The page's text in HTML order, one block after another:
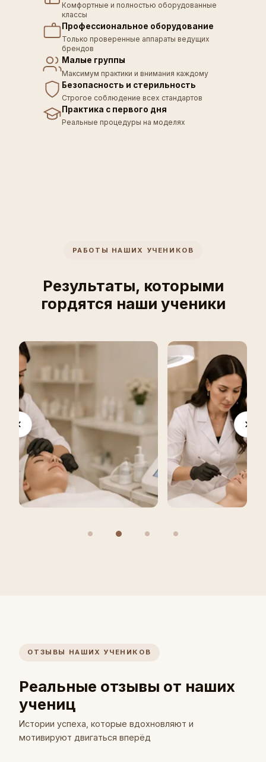
Комфортные и полностью оборудованные
классы
Профессиональное оборудование
Только проверенные аппараты ведущих
брендов
Малые группы
Максимум практики и внимания каждому
Безопасность и стерильность
Строгое соблюдение всех стандартов
Практика с первого дня
Реальные процедуры на моделях
РАБОТЫ НАШИХ УЧЕНИКОВ
Результаты, которыми
гордятся наши ученики
ОТЗЫВЫ НАШИХ УЧЕНИКОВ
Реальные отзывы от наших
учениц
Истории успеха, которые вдохновляют и
мотивируют двигаться вперёд